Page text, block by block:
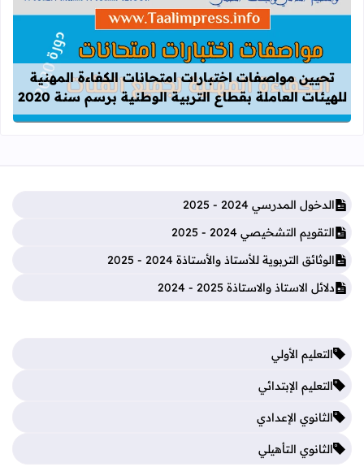
قراءة المزيد عن تحيين مواصفات
تحيين مواصفات اختبارات امتحانات الكفاءة المهنية
للهيئات العاملة بقطاع التربية الوطنية برسم سنة 2020
الدخول المدرسي 2024 - 2025
التقويم التشخيصي 2024 - 2025
الوثائق التربوية للأستاذ والأستاذة 2024 - 2025
دلائل الاستاذ والاستاذة 2025 - 2024
التعليم الأولي
التعليم الإبتدائي
الثانوي الإعدادي
الثانوي التأهيلي